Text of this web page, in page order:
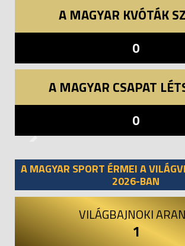
A MAGYAR KVÓTÁK
0
A MAGYAR CSAPAT
0
A MAGYAR SPORT ÉRMEI A
2026-BAN
VILÁGBAJNOKI
1